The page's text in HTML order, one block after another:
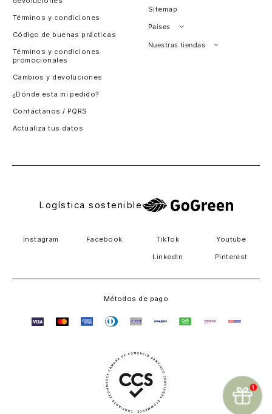
Términos y condiciones
Código de buenas prácticas
Términos y condiciones
promocionales
Cambios y devoluciones
¿Dónde esta mi pedido?
Contáctanos / PQRS
Actualiza tus datos
Sitemap
Países
Perú
Nuestras tiendas
Logística sostenible
Instagram Facebook TikTok Youtube
LinkedIn Pinterest
Métodos de pago